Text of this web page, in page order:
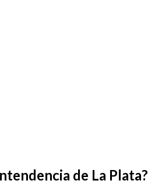
de La Plata?